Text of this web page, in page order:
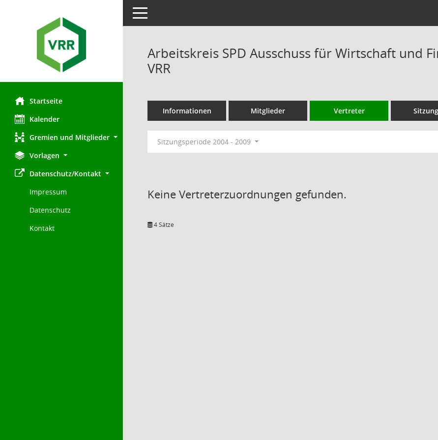
Startseite
Kalender
Gremien und Mitglieder
Vorlagen
Datenschutz/Kontakt
Impressum
Datenschutz
Kontakt
Toggle navigation
Arbeitskreis SPD Ausschuss für Wirtschaft und
VRR
Informationen Mitglieder Vertreter
Sitzungsperiode 2004 - 2009
Keine Vertreterzuordnungen gefunden.
4 Sätze